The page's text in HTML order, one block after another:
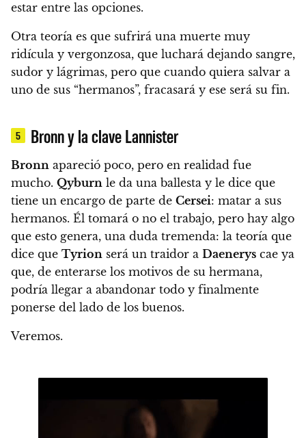
estar entre las opciones.
Otra teoría es que sufrirá una muerte muy
ridícula y vergonzosa, que luchará dejando sangre,
sudor y lágrimas, pero que cuando quiera salvar a
uno de sus “hermanos”, fracasará y ese será su fin.
5 Bronn y la clave Lannister
Bronn apareció poco, pero en realidad fue
mucho. Qyburn le da una ballesta y le dice que
tiene un encargo de parte de Cersei: matar a sus
hermanos. Él tomará o no el trabajo, pero hay algo
que esto genera, una duda tremenda: la teoría que
dice que Tyrion será un traidor a Daenerys cae ya
que, de enterarse los motivos de su hermana,
podría llegar a abandonar todo y finalmente
ponerse del lado de los buenos.
Veremos.